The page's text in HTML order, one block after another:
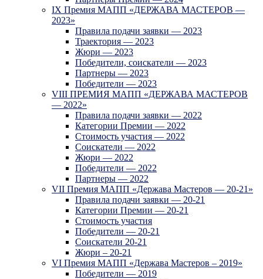
IX Премия МАПП «ДЕРЖАВА МАСТЕРОВ —
2023»
Правила подачи заявки — 2023
Траектория — 2023
Жюри — 2023
Победители, соискатели — 2023
Партнеры — 2023
Победители — 2023
VIII ПРЕМИЯ МАПП «ДЕРЖАВА МАСТЕРОВ
— 2022»
Правила подачи заявки — 2022
Категории Премии — 2022
Стоимость участия — 2022
Соискатели — 2022
Жюри — 2022
Победители — 2022
Партнеры — 2022
VII Премия МАПП «Держава Мастеров — 20-21»
Правила подачи заявки — 20-21
Категории Премии — 20-21
Стоимость участия
Победители — 20-21
Соискатели 20-21
Жюри – 20-21
VI Премия МАПП «Держава Мастеров – 2019»
Победители — 2019